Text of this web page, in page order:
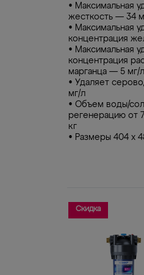
• Максимальная
жесткость — 34
• Максимальная
концентрация
• Максимальная
концентрация
марганца — 5 мг/л
• Удаляет
мг/л
• Объем воды/
регенерацию от
кг
• Размеры 404 х
Скидка